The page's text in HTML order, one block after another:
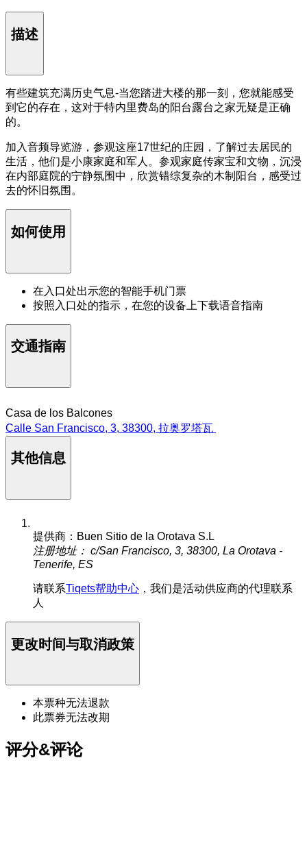
描述
有些建筑充满历史气息-当您踏进大楼的那一刻，您就能感受
到它的存在，这对于特内里费岛的阳台露台之家无疑是正确
的。
加入音频导览游，参观这座17世纪的庄园，了解过去居民的
生活，他们是小康家庭和军人。参观家庭传家宝和文物，沉浸
在内部庭院的宁静氛围中，欣赏错综复杂的木制阳台，感受过
去的怀旧氛围。
如何使用
在入口处出示您的智能手机门票
按照入口处的指示，在您的设备上下载语音指南
交通指南
Casa de los Balcones
Calle San Francisco, 3, 38300, 拉奥罗塔瓦
其他信息
提供商：Buen Sitio de la Orotava S.L
注册地址： c/San Francisco, 3, 38300, La Orotava -
Tenerife, ES
请联系Tiqets帮助中心 ，我们是活动供应商的代理联系
人
更改时间与取消政策
本票种无法退款
此票券无法改期
评分&评论